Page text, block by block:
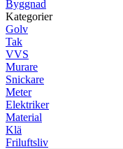
Byggnad
Kategorier
Golv
Tak
VVS
Murare
Snickare
Meter
Elektriker
Material
Klä
Friluftsliv